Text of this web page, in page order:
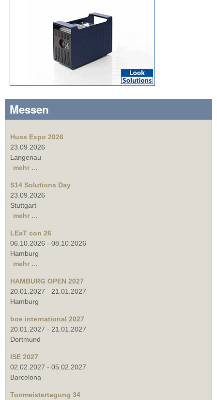
Messen
Huss Expo 2026
23.09.2026
Langenau
mehr ...
S14 Solutions Day
23.09.2026
Stuttgart
mehr ...
LEaT con 26
06.10.2026 - 08.10.2026
Hamburg
mehr ...
HAMBURG OPEN 2027
20.01.2027 - 21.01.2027
Hamburg
boe international 2027
20.01.2027 - 21.01.2027
Dortmund
ISE 2027
02.02.2027 - 05.02.2027
Barcelona
Tonmeistertagung 34